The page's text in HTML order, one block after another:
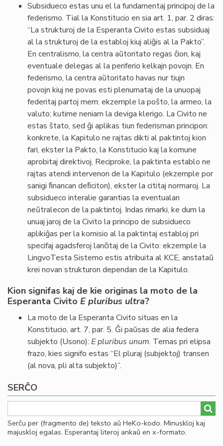
Subsidueco estas unu el la fundamentaj principoj de la
federismo. Tial la Konstitucio en sia art. 1, par. 2 diras:
“La strukturoj de la Esperanta Civito estas subsiduaj
al la strukturoj de la establoj kiuj aliĝis al la Pakto”.
En centralismo, la centra aŭtoritato regas ĉion, kaj
eventuale delegas al la periferio kelkajn povojn. En
federismo, la centra aŭtoritato havas nur tiujn
povojn kiuj ne povas esti plenumataj de la unuopaj
federitaj partoj mem: ekzemple la poŝto, la armeo, la
valuto; kutime neniam la deviga klerigo. La Civito ne
estas ŝtato, sed ĝi aplikas tiun federisman principon:
konkrete, la Kapitulo ne rajtas dikti al paktintoj kion
fari, ekster la Pakto, la Konstitucio kaj la komune
aprobitaj direktivoj. Reciproke, la paktinta establo ne
rajtas atendi intervenon de la Kapitulo (ekzemple por
sanigi ﬁnancan deﬁciton), ekster la cititaj normaroj. La
subsidueco interalie garantias la eventualan
neŭtralecon de la paktintoj. Indas rimarki, ke dum la
unuaj jaroj de la Civito la principo de subsidueco
aplikiĝas per la komisio al la paktintaj establoj pri
specifaj agadsferoj lanĉitaj de la Civito: ekzemple la
LingvoTesta Sistemo estis atribuita al KCE, anstataŭ
krei novan strukturon dependan de la Kapitulo.
Kion signifas kaj de kie originas la moto de la
Esperanta Civito E pluribus ultra?
La moto de la Esperanta Civito situas en la
Konstitucio, art. 7, par. 5. Ĝi paŭsas de alia federa
subjekto (Usono): E pluribus unum. Temas pri elipsa
frazo, kies signifo estas “El pluraj (subjektoj) transen
(al nova, pli alta subjekto)”.
SERĈO
Serĉu per (fragmento de) teksto aŭ HeKo-kodo. Minuskloj kaj
majuskloj egalas. Esperantaj literoj ankaŭ en x-formato.